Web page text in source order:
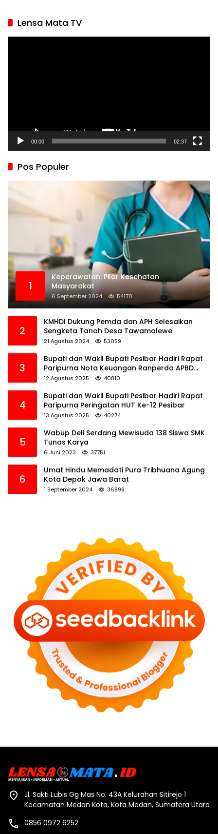
Lensa Mata TV
00:00 02:37
Pos Populer
1
Keperawatan: Pilar Kesehatan
Masyarakat
6 September 2024 54170
2
KMHDI Dukung Pemda dan APH Selesaikan
Sengketa Tanah Desa Tawamalewe
21 Agustus 2024 53059
3
Bupati dan Wakil Bupati Pesibar Hadiri Rapat
Paripurna Nota Keuangan Ranperda APBD
Perubahan TA 2025
12 Agustus 2025 40810
4
Bupati dan Wakil Bupati Pesibar Hadiri Rapat
Paripurna Peringatan HUT Ke-12 Pesibar
13 Agustus 2025 40274
5
Wabup Deli Serdang Mewisuda 138 Siswa SMK
Tunas Karya
6 Juni 2023 37751
6
Umat Hindu Memadati Pura Tribhuana Agung
Kota Depok Jawa Barat
1 September 2024 36899
Jl. Sakti Lubis Gg Mas No. 43A Kelurahan Sitirejo 1
Kecamatan Medan Kota, Kota Medan, Sumatera Utara
0856 0972 6252